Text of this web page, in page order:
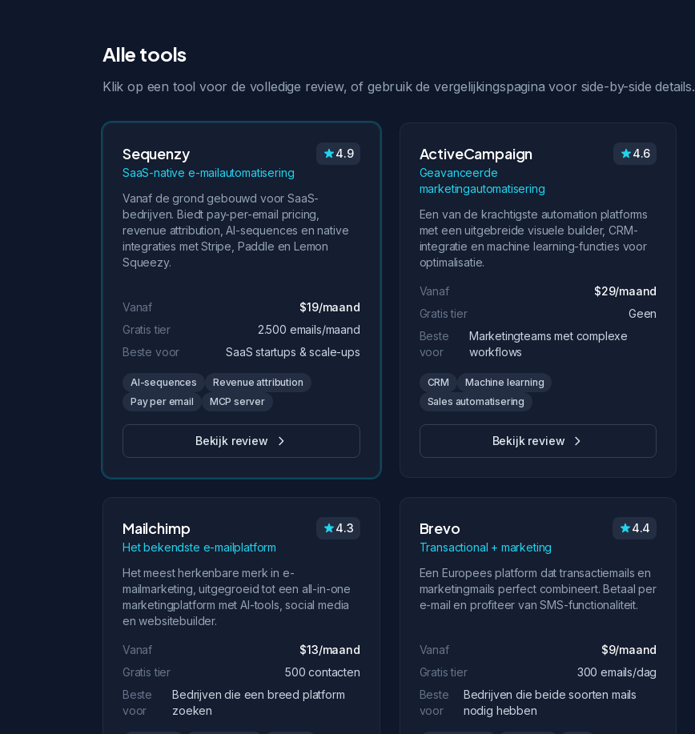
Alle tools
Klik op een tool voor de volledige review, of gebruik de vergelijkingspagina voor side-by-side details.
Sequenzy
SaaS-native e-mailautomatisering
4.9
Vanaf de grond gebouwd voor SaaS-
bedrijven. Biedt pay-per-email pricing,
revenue attribution, AI-sequences en native
integraties met Stripe, Paddle en Lemon
Squeezy.
Vanaf
$19/maand
Gratis tier
2.500 emails/maand
Beste voor
SaaS startups & scale-ups
AI-sequences
Revenue attribution
Pay per email
MCP server
Bekijk review
ActiveCampaign
Geavanceerde
marketingautomatisering
4.6
Een van de krachtigste automation platforms
met een uitgebreide visuele builder, CRM-
integratie en machine learning-functies voor
optimalisatie.
Vanaf
$29/maand
Gratis tier
Geen
Beste
voor
Marketingteams met complexe
workflows
CRM
Machine learning
Sales automatisering
Bekijk review
Mailchimp
Het bekendste e-mailplatform
4.3
Het meest herkenbare merk in e-
mailmarketing, uitgegroeid tot een all-in-one
marketingplatform met AI-tools, social media
en websitebuilder.
Vanaf
$13/maand
Gratis tier
500 contacten
Beste
voor
Bedrijven die een breed platform
zoeken
Brevo
Transactional + marketing
4.4
Een Europees platform dat transactiemails en
marketingmails perfect combineert. Betaal per
e-mail en profiteer van SMS-functionaliteit.
Vanaf
$9/maand
Gratis tier
300 emails/dag
Beste
voor
Bedrijven die beide soorten mails
nodig hebben